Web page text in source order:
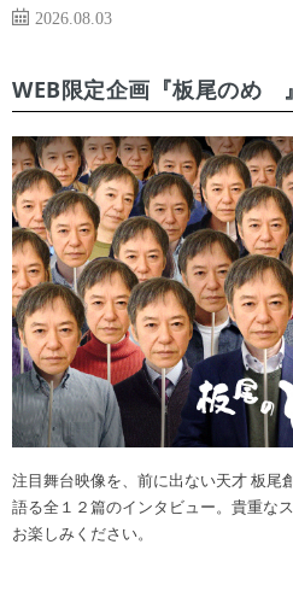
2026.08.03
WEB限定企画『板尾のめ゙
注目舞台映像を、前に出ない天才 板尾
語る全１２篇のインタビュー。貴重な
お楽しみください。